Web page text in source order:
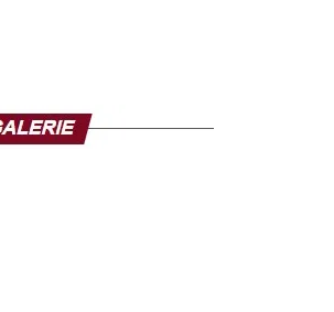
les perspectives d’une trêve
Les médiateurs espèrent qu’un